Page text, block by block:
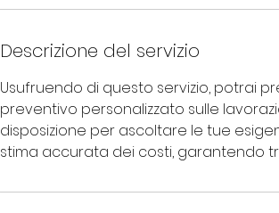
Descrizione del servizio
Usufruendo di questo servizio, potrai
preventivo personalizzato sulle
disposizione per ascoltare le tue
stima accurata dei costi, garantendo